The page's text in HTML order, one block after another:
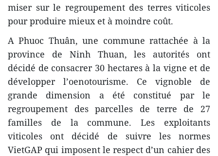
miser sur le regroupement des terres viticoles
pour produire mieux et à moindre coût.
A Phuoc Thuân, une commune rattachée à la
province de Ninh Thuan, les autorités ont
décidé de consacrer 30 hectares à la vigne et de
développer l’oenotourisme. Ce vignoble de
grande dimension a été constitué par le
regroupement des parcelles de terre de 27
familles de la commune. Les exploitants
viticoles ont décidé de suivre les normes
VietGAP qui imposent le respect d’un cahier des